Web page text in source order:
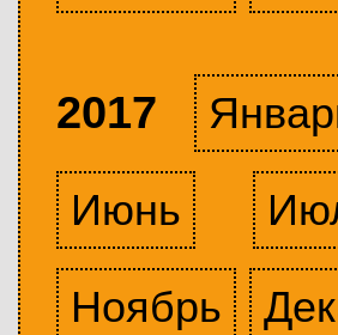
2017
Июнь
Ноябрь